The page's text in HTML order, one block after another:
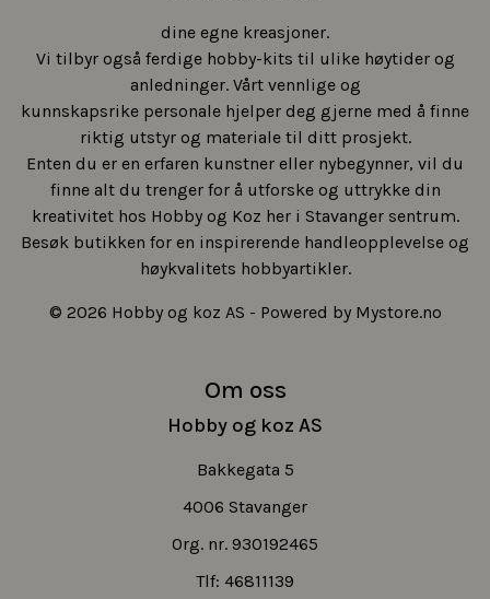
dine egne kreasjoner.
Vi tilbyr også ferdige hobby-kits til ulike høytider og
anledninger. Vårt vennlige og
kunnskapsrike personale hjelper deg gjerne med å finne
riktig utstyr og materiale til ditt prosjekt.
Enten du er en erfaren kunstner eller nybegynner, vil du
finne alt du trenger for å utforske og uttrykke din
kreativitet hos Hobby og Koz her i Stavanger sentrum.
Besøk butikken for en inspirerende handleopplevelse og
høykvalitets hobbyartikler.
© 2026 Hobby og koz AS - Powered by Mystore.no
Om oss
Hobby og koz AS
Bakkegata 5
4006 Stavanger
Org. nr. 930192465
Tlf: 46811139